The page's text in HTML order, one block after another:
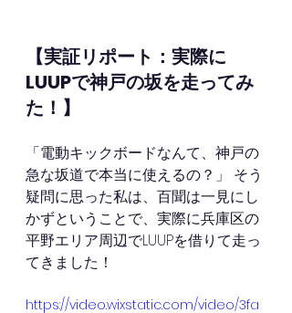
【実証リポート：実際に
LUUPで神戸の坂を走ってみ
た！】
「電動キックボードなんて、神戸の
急な坂道で本当に使えるの？」 そう
疑問に思った私は、百聞は一見にし
かずということで、実際に兵庫区の
平野エリア周辺でLUUPを借りて走っ
てきました！
https://video.wixstatic.com/video/3fa